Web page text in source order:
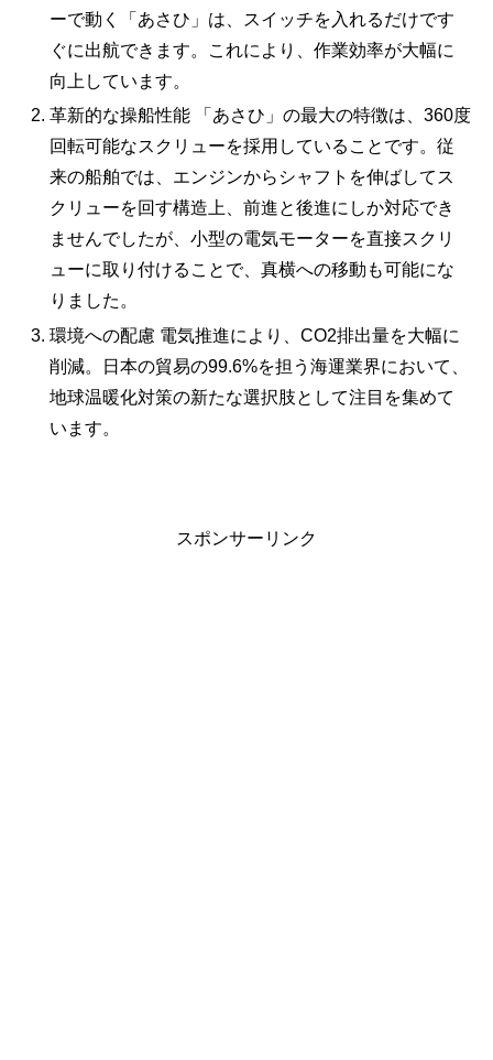
ーで動く「あさひ」は、スイッチを入れるだけです
ぐに出航できます。これにより、作業効率が大幅に
向上しています。
革新的な操船性能 「あさひ」の最大の特徴は、360度
回転可能なスクリューを採用していることです。従
来の船舶では、エンジンからシャフトを伸ばしてス
クリューを回す構造上、前進と後進にしか対応でき
ませんでしたが、小型の電気モーターを直接スクリ
ューに取り付けることで、真横への移動も可能にな
りました。
環境への配慮 電気推進により、CO2排出量を大幅に
削減。日本の貿易の99.6%を担う海運業界において、
地球温暖化対策の新たな選択肢として注目を集めて
います。
スポンサーリンク